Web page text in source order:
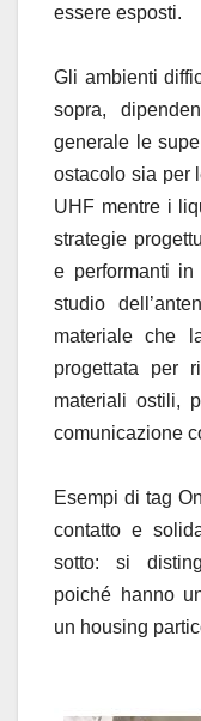
essere esposti.
Gli ambienti
sopra,
generale le
ostacolo sia per
UHF mentre i
strategie
e performanti
studio
materiale che
progettata per
materiali ostili,
comunicazione
Esempi di tag
contatto e
sotto: si
poiché hanno
un housing